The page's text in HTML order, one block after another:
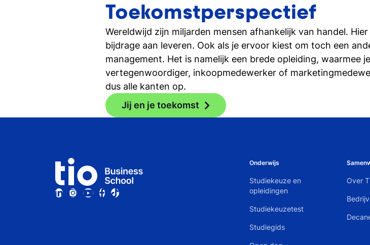
Toekomstperspectief
Wereldwijd zijn miljarden mensen afhankelijk van handel. Hier
bijdrage aan leveren. Ook als je ervoor kiest om toch een
management. Het is namelijk een brede opleiding, waarmee
vertegenwoordiger, inkoopmedewerker of
dus alle kanten op.
Jij en je toekomst
Onderwijs
Studiekeuze en
opleidingen
Studiekeuzetest
Studiegids
Over